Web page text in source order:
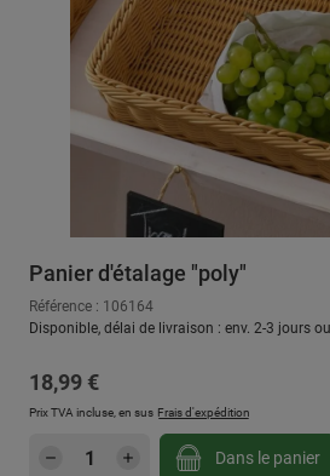
Panier d'étalage "poly"
Référence : 106164
Disponible, délai de livraison : env. 2-3 jours
Prix régulier :
18,99 €
Prix TVA incluse, en sus Frais d'expédition
Quantité de produit :
Dans le panier